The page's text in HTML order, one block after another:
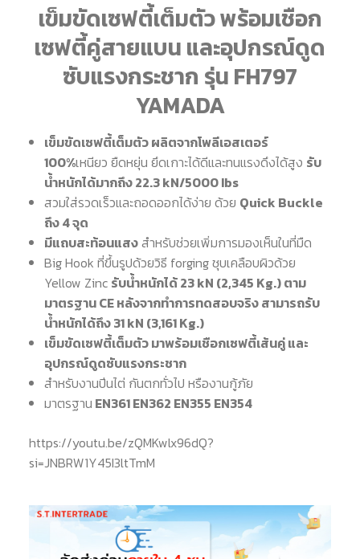
เข็มขัดเซฟตี้เต็มตัว พร้อมเชือก
เซฟตี้คู่สายแบน และอุปกรณ์ดูด
ซับแรงกระชาก รุ่น FH797
YAMADA
เข็มขัดเซฟตี้เต็มตัว ผลิตจากโพลีเอสเตอร์
100%เหนียว ยืดหยุ่น ยึดเกาะได้ดีและทนแรงดึงได้สูง รับ
น้ำหนักได้มากถึง 22.3 kN/5000 Ibs
สวมใส่รวดเร็วและถอดออกได้ง่าย ด้วย Quick Buckle
ถึง 4 จุด
มีแถบสะท้อนแสงสำหรับช่วยเพิ่มการมองเห็นในที่มืด
Big Hook ที่ขึ้นรูปด้วยวิธี forging ชุบเคลือบผิวด้วย
Yellow Zinc รับน้ำหนักได้ 23 kN (2,345 Kg.) ตาม
มาตรฐาน CE หลังจากทำการทดสอบจริง สามารถรับ
น้ำหนักได้ถึง 31 kN (3,161 Kg.)
เข็มขัดเซฟตี้เต็มตัว มาพร้อมเชือกเซฟตี้เส้นคู่ และ
อุปกรณ์ดูดซับแรงกระชาก
สำหรับงานปีนไต่ กันตกทั่วไป หรืองานกู้ภัย
มาตรฐาน EN361 EN362 EN355 EN354
https://youtu.be/zQMKwlx96dQ?
si=JNBRW1Y45I3ltTmM